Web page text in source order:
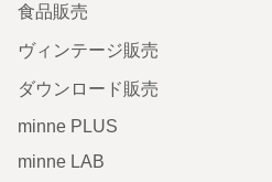
食品販売
ヴィンテージ販売
ダウンロード販売
minne PLUS
minne LAB